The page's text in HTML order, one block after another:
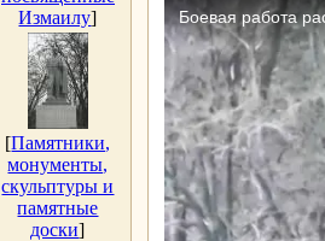
Измаилу]
[Памятники,
монументы,
скульптуры и
памятные
доски]